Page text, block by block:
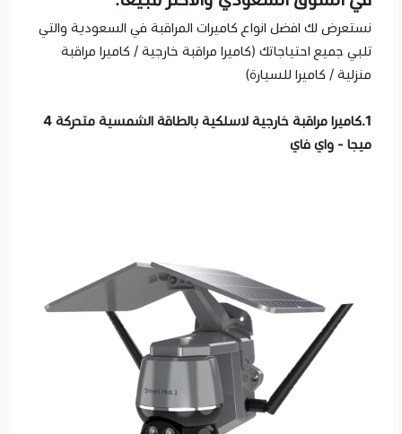
نستعرض لك افضل انواع كاميرات المراقبة في السعودية والتي
تلبي جميع احتياجاتك (كاميرا مراقبة خارجية / كاميرا مراقبة
منزلية / كاميرا للسيارة)
1
.كاميرا مراقبة خارجية لاسلكية بالطاقة الشمسية متحركة 4
ميجا - واي فاي